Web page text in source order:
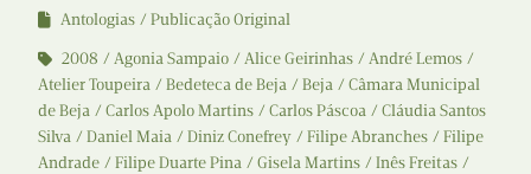
Antologias
Publicação Original
2008
Agonia Sampaio Alice Geirinhas
André Lemos
Atelier Toupeira
Bedeteca de Beja Beja
Câmara Municipal
de Beja
Carlos Apolo Martins Carlos Páscoa
Cláudia Santos
Silva
Daniel Maia Diniz Conefrey Filipe Abranches
Filipe
Andrade
Filipe Duarte Pina Gisela Martins
Inês Freitas